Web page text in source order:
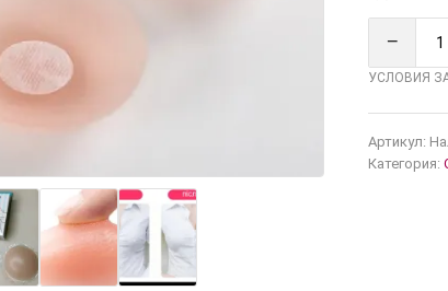
−
УСЛОВИЯ
Артикул:
Категория: